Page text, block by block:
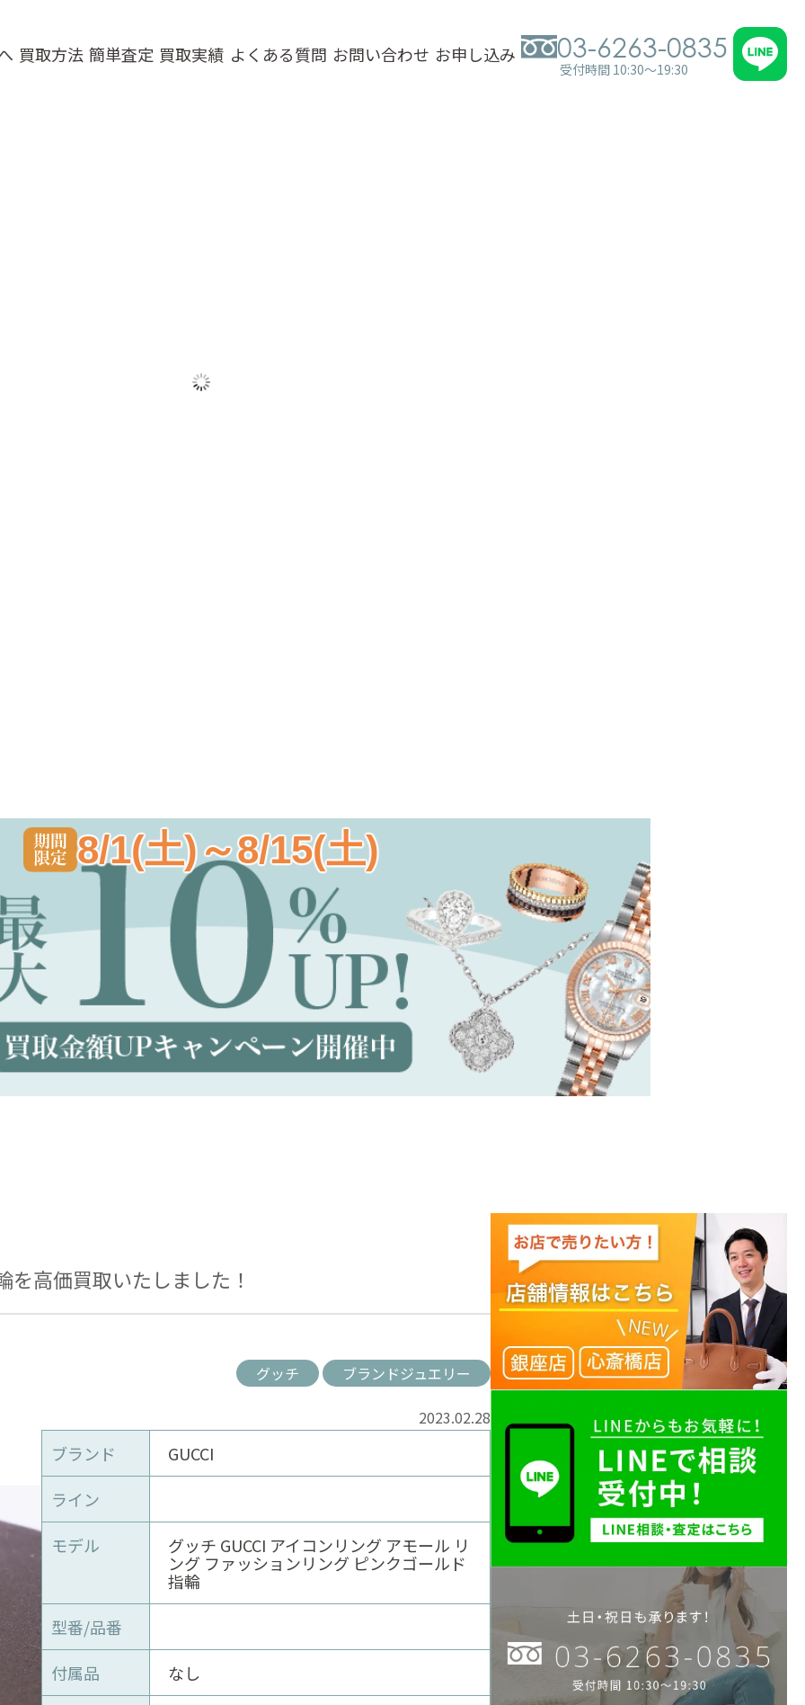
買取方法 簡単査定 買取実績 よくある質問 お問い合わせ お申し込み 03-6263-0835
受付時間 10:30～19:30
8/1(土)～8/15(土)
を高価買取いたしました！
グッチ ブランドジュエリー
2023.02.28
ブランド
GUCCI
ライン
モデル
グッチ GUCCI アイコンリング アモール リ
ング ファッションリング ピンクゴールド
指輪
型番/品番
付属品
なし